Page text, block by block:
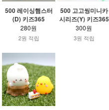
500 레이싱햄스터
(D) 키즈365
280원
2원 적립
500 고고씽미니카
시리즈(Y) 키즈365
300원
3원 적립